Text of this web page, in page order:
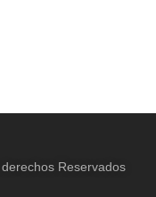
Reservados